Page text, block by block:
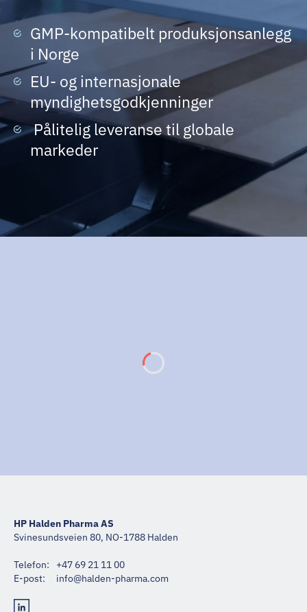
GMP-kompatibelt produksjonsanlegg
i Norge
EU- og internasjonale
myndighetsgodkjenninger
Pålitelig leveranse til globale
markeder
HP Halden Pharma AS
Svinesundsveien 80, NO-1788 Halden
Telefon:
+47 69 21 11 00
E-post:
moc.amrahp-nedlah@ofni